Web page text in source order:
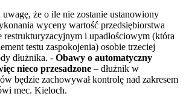
że o ile nie zostanie ustanowiony
wyceny wartość przedsiębiorstwa
restrukturyzacyjnym i upadłościowym (która
testu zaspokojenia) osobie trzeciej
dłużnika. - Obawy o automatyczny
nieco przesadzone – dłużnik w
będzie zachowywał kontrolę nad zakresem
mec. Kieloch.